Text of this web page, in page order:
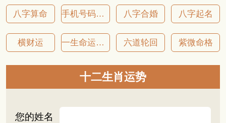
八字算命 手机号码吉凶 八字合婚 八字起名
横财运 一生命运详批 六道轮回 紫微命格
十二生肖运势
您的姓名